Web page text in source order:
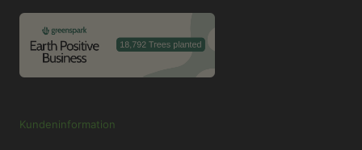
Kundeninformation